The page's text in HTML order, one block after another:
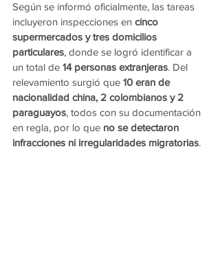
Según se informó oficialmente, las tareas
incluyeron inspecciones en cinco
supermercados y tres domicilios
particulares, donde se logró identificar a
un total de 14 personas extranjeras. Del
relevamiento surgió que 10 eran de
nacionalidad china, 2 colombianos y 2
paraguayos, todos con su documentación
en regla, por lo que no se detectaron
infracciones ni irregularidades migratorias.